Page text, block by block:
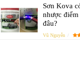
Sơn Kova
nhược
đâu?
Vũ Nguyễn